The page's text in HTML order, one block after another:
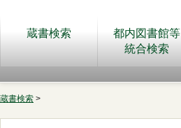
蔵書検索
都内図書館等
統合検索
蔵書検索 >